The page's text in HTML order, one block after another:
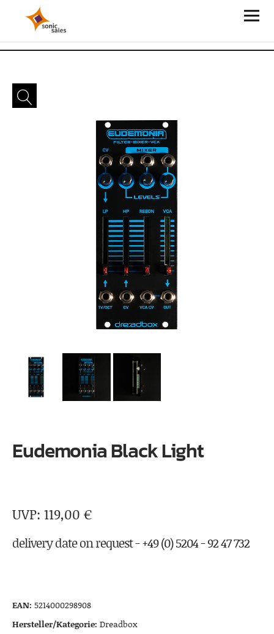
Sonic Sales
Eudemonia Black Light
119,00 €
delivery date on request - +49 (0) 5204 - 92 47 732
EAN: 5214000298908
Hersteller/Kategorie: Dreadbox